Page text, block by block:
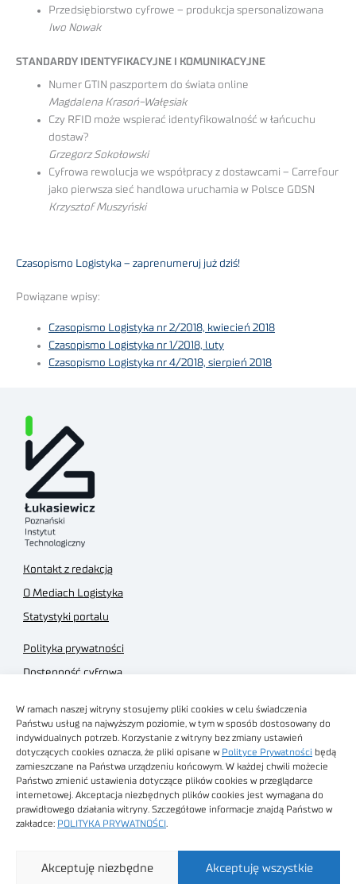
W ramach naszej witryny stosujemy pliki cookies w celu świadczenia
Państwu usług na najwyższym poziomie, w tym w sposób dostosowany do
indywidualnych potrzeb. Korzystanie z witryny bez zmiany ustawień
dotyczących cookies oznacza, że pliki opisane w Polityce Prywatności będą
zamieszczane na Państwa urządzeniu końcowym. W każdej chwili możecie
Państwo zmienić ustawienia dotyczące plików cookies w przeglądarce
internetowej. Akceptacja niezbędnych plików cookies jest wymagana do
prawidłowego działania witryny. Szczegółowe informacje znajdą Państwo w
zakładce: POLITYKA PRYWATNOŚCI
Akceptuję wszystkie
Akceptuję niezbędne
Przedsiębiorstwo cyfrowe – produkcja spersonalizowana
Iwo Nowak
STANDARDY IDENTYFIKACYJNE I KOMUNIKACYJNE
Numer GTIN paszportem do świata online
Magdalena Krasoń-Wałęsiak
Czy RFID może wspierać identyfikowalność w łańcuchu
dostaw?
Grzegorz Sokołowski
Cyfrowa rewolucja we współpracy z dostawcami – Carrefour
jako pierwsza sieć handlowa uruchamia w Polsce GDSN
Krzysztof Muszyński
Czasopismo Logistyka – zaprenumeruj już dziś!
Powiązane wpisy:
Czasopismo Logistyka nr 2/2018, kwiecień 2018
Czasopismo Logistyka nr 1/2018, luty
Czasopismo Logistyka nr 4/2018, sierpień 2018
Kontakt z redakcją
O Mediach Logistyka
Statystyki portalu
Polityka prywatności
Dostępność cyfrowa
Regulamin sklepu
Obrazy stockowe
autorstwa
Technologiczny